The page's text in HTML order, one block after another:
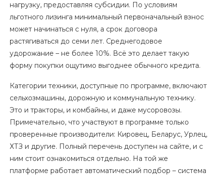
нагрузку, предоставляя субсидии. По условиям
льготного лизинга минимальный первоначальный взнос
может начинаться с нуля, а срок договора
растягиваться до семи лет. Среднегодовое
удорожание – не более 10%. Всё это делает такую
форму покупки ощутимо выгоднее обычного кредита.
Категории техники, доступные по программе, включают
сельхозмашины, дорожную и коммунальную технику.
Это и тракторы, и комбайны, и даже мусоровозы.
Примечательно, что участвуют в программе только
проверенные производители: Кировец, Беларус, Урлец,
ХТЗ и другие. Полный перечень доступен на сайте, и с
ним стоит ознакомиться отдельно. На той же
платформе работает автоматический подбор – система